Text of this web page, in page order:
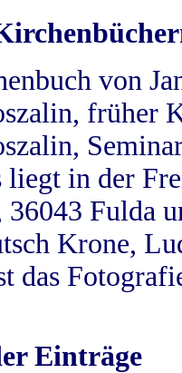
von
früher
liegt in der
36043 Fulda
Krone,
das
Einträge